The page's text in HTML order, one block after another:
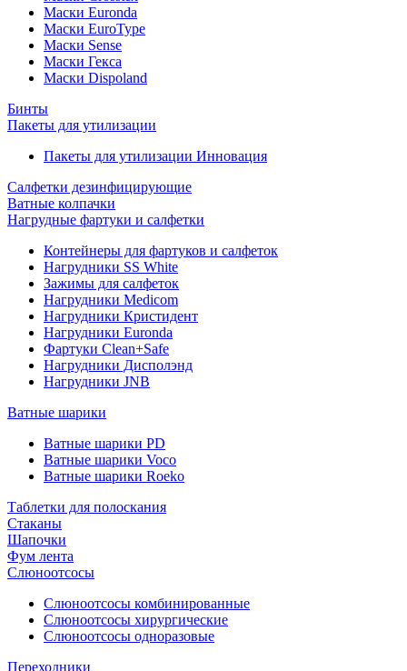
Маски Euronda
Маски EuroType
Маски Sense
Маски Гекса
Маски Dispoland
Бинты
Пакеты для утилизации
Пакеты для утилизации Инновация
Салфетки дезинфицирующие
Ватные колпачки
Нагрудные фартуки и салфетки
Контейнеры для фартуков и салфеток
Нагрудники SS White
Зажимы для салфеток
Нагрудники Medicom
Нагрудники Кристидент
Нагрудники Euronda
Фартуки Clean+Safe
Нагрудники Дисполэнд
Нагрудники JNB
Ватные шарики
Ватные шарики PD
Ватные шарики Voco
Ватные шарики Roeko
Таблетки для полоскания
Стаканы
Шапочки
Фум лента
Слюноотсосы
Слюноотсосы комбинированные
Слюноотсосы хирургические
Слюноотсосы одноразовые
Переходники